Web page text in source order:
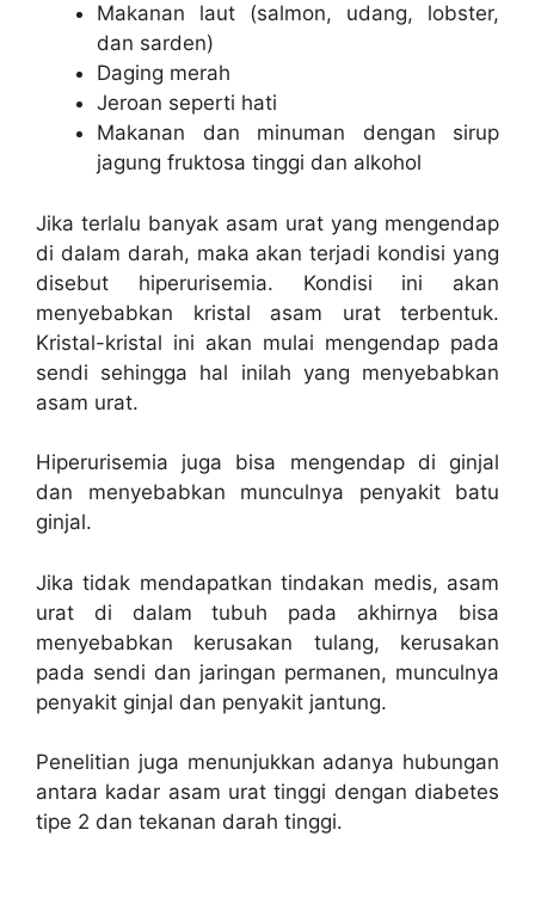
Makanan laut (salmon, udang, lobster,
dan sarden)
Daging merah
Jeroan seperti hati
Makanan dan minuman dengan sirup
jagung fruktosa tinggi dan alkohol
Jika terlalu banyak asam urat yang mengendap
di dalam darah, maka akan terjadi kondisi yang
disebut hiperurisemia. Kondisi ini akan
menyebabkan kristal asam urat terbentuk.
Kristal-kristal ini akan mulai mengendap pada
sendi sehingga hal inilah yang menyebabkan
asam urat.
Hiperurisemia juga bisa mengendap di ginjal
dan menyebabkan munculnya penyakit batu
ginjal.
Jika tidak mendapatkan tindakan medis, asam
urat di dalam tubuh pada akhirnya bisa
menyebabkan kerusakan tulang, kerusakan
pada sendi dan jaringan permanen, munculnya
penyakit ginjal dan penyakit jantung.
Penelitian juga menunjukkan adanya hubungan
antara kadar asam urat tinggi dengan diabetes
tipe 2 dan tekanan darah tinggi.